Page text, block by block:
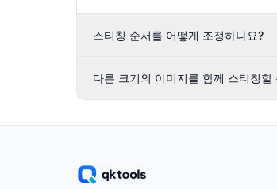
스티칭 순서를 어떻게 조정하나요?
다른 크기의 이미지를 함께 스티칭할